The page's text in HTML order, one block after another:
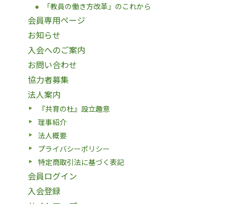
「教員の働き方改革」のこれから
会員専用ページ
お知らせ
入会へのご案内
お問い合わせ
協力者募集
法人案内
『共育の杜』設立趣意
理事紹介
法人概要
プライバシーポリシー
特定商取引法に基づく表記
会員ログイン
入会登録